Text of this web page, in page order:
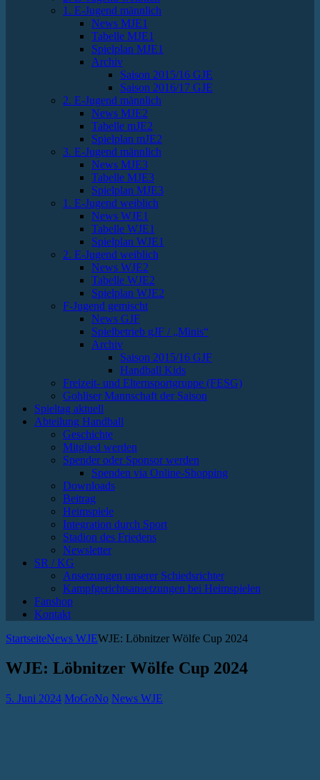
1. E-Jugend männlich
News MJE1
Tabelle MJE1
Spielplan MJE1
Archiv
Saison 2015/16 GJE
Saison 2016/17 GJE
2. E-Jugend männlich
News MJE2
Tabelle mJE2
Spielplan mJE2
3. E-Jugend männlich
News MJE3
Tabelle MJE3
Spielplan MJE3
1. E-Jugend weiblich
News WJE1
Tabelle WJE1
Spielplan WJE1
2. E-Jugend weiblich
News WJE2
Tabelle WJE2
Spielplan WJE2
F-Jugend gemischt
News GJF
Spielbetrieb gJF / „Minis“
Archiv
Saison 2015/16 GJF
Handball Kids
Freizeit- und Elternsportgruppe (FESG)
Gohliser Mannschaft der Saison
Spieltag aktuell
Abteilung Handball
Geschichte
Mitglied werden
Spender oder Sponsor werden
Spenden via Online-Shopping
Downloads
Beitrag
Heimspiele
Integration durch Sport
Stadion des Friedens
Newsletter
SR / KG
Ansetzungen unserer Schiedsrichter
Kampfgerichtsansetzungen bei Heimspielen
Fanshop
Kontakt
StartseiteNews WJEWJE: Löbnitzer Wölfe Cup 2024
WJE: Löbnitzer Wölfe Cup 2024
5. Juni 2024 MoGoNo News WJE